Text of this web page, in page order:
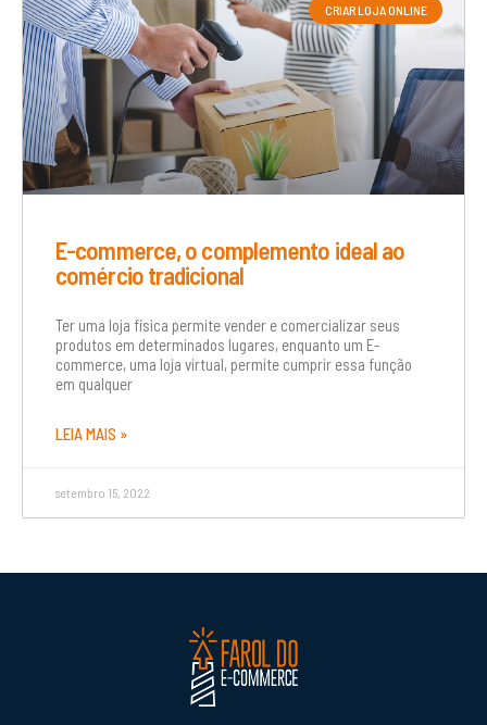
CRIAR LOJA ONLINE
E-commerce, o complemento ideal ao
comércio tradicional
Ter uma loja física permite vender e comercializar seus
produtos em determinados lugares, enquanto um E-
commerce, uma loja virtual, permite cumprir essa função
em qualquer
LEIA MAIS »
setembro 15, 2022